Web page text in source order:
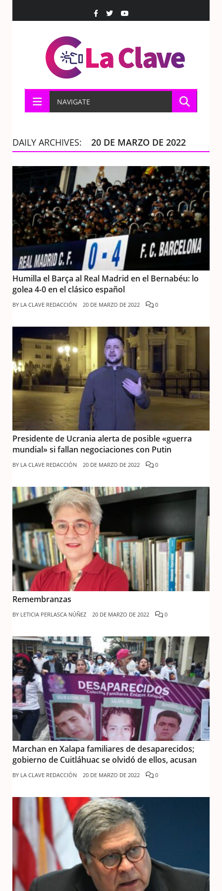
NAVIGATE
DAILY ARCHIVES: 20 DE MARZO DE 2022
Humilla el Barça al Real Madrid en el Bernabéu: lo
golea 4-0 en el clásico español
BY LA CLAVE REDACCIÓN 20 DE MARZO DE 2022 0
Presidente de Ucrania alerta de posible «guerra
mundial» si fallan negociaciones con Putin
BY LA CLAVE REDACCIÓN 20 DE MARZO DE 2022 0
Remembranzas
BY LETICIA PERLASCA NÚÑEZ 20 DE MARZO DE 2022 0
Marchan en Xalapa familiares de desaparecidos;
gobierno de Cuitláhuac se olvidó de ellos, acusan
BY LA CLAVE REDACCIÓN 20 DE MARZO DE 2022 0